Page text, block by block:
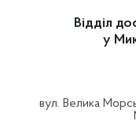
Відділ
у
вул. Велика